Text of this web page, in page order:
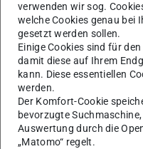
Damit Sie rechtzeitig
haben, ist es wichtig,
als TU-Studierende
Studienplatz annehmen,
ihren digitalen Zugang
unserem
sich voraussichtlich ab
und Veranstaltungen
verwenden wir sog.
welche Cookies genau bei
gesetzt werden sollen.
Einige Cookies sind für
damit diese auf Ihrem
kann. Diese essentiellen
werden.
Der Komfort-Cookie
bevorzugte
Auswertung durch die
„Matomo“ regelt.